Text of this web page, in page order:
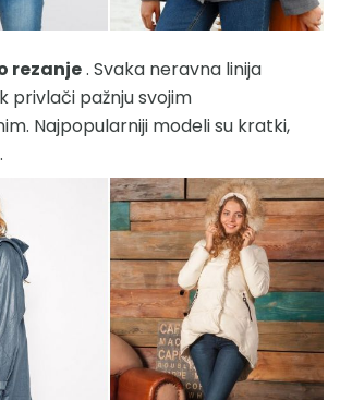
rezanje. Svaka neravna linija
privlači pažnju svojim
Najpopularniji modeli su kratki,